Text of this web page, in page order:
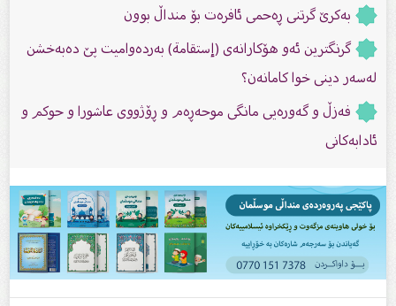
بەکرێ گرتنی ڕەحمى ئافرەت بۆ منداڵ بوون
گرنگترین ئەو هۆكارانەی (إستقامة) بەردەوامیت پێ دەبەخشن
لەسەر دینی خوا کامانەن؟
فەزڵ و گەورەیی مانگى موحەڕەم و ڕۆژووى عاشورا و حوکم و
ئادابەکانى